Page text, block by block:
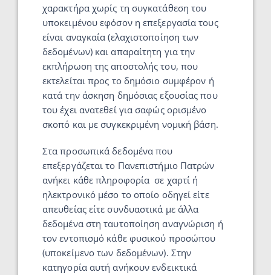
χαρακτήρα χωρίς τη συγκατάθεση του
υποκειμένου εφόσον η επεξεργασία τους
είναι αναγκαία (ελαχιστοποίηση των
δεδομένων) και απαραίτητη για την
εκπλήρωση της αποστολής του, που
εκτελείται προς το δημόσιο συμφέρον ή
κατά την άσκηση δημόσιας εξουσίας που
του έχει ανατεθεί για σαφώς ορισμένο
σκοπό και με συγκεκριμένη νομική βάση.
Στα προσωπικά δεδομένα που
επεξεργάζεται το Πανεπιστήμιο Πατρών
ανήκει κάθε πληροφορία σε χαρτί ή
ηλεκτρονικό μέσο το οποίο οδηγεί είτε
απευθείας είτε συνδυαστικά με άλλα
δεδομένα στη ταυτοποίηση αναγνώριση ή
τον εντοπισμό κάθε φυσικού προσώπου
(υποκείμενο των δεδομένων). Στην
κατηγορία αυτή ανήκουν ενδεικτικά